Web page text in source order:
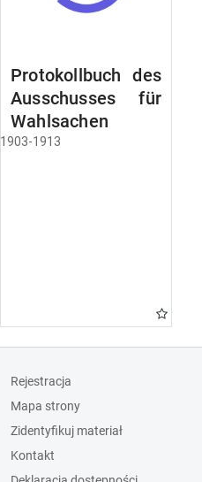
Protokollbuch des
Ausschusses für
Wahlsachen
1903-1913
Rejestracja
Mapa strony
Zidentyfikuj materiał
Kontakt